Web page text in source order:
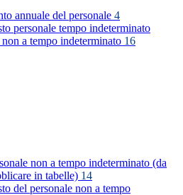
annuale del personale 4
personale tempo indeterminato
non a tempo indeterminato 16
non a tempo indeterminato (da
in tabelle) 14
del personale non a tempo